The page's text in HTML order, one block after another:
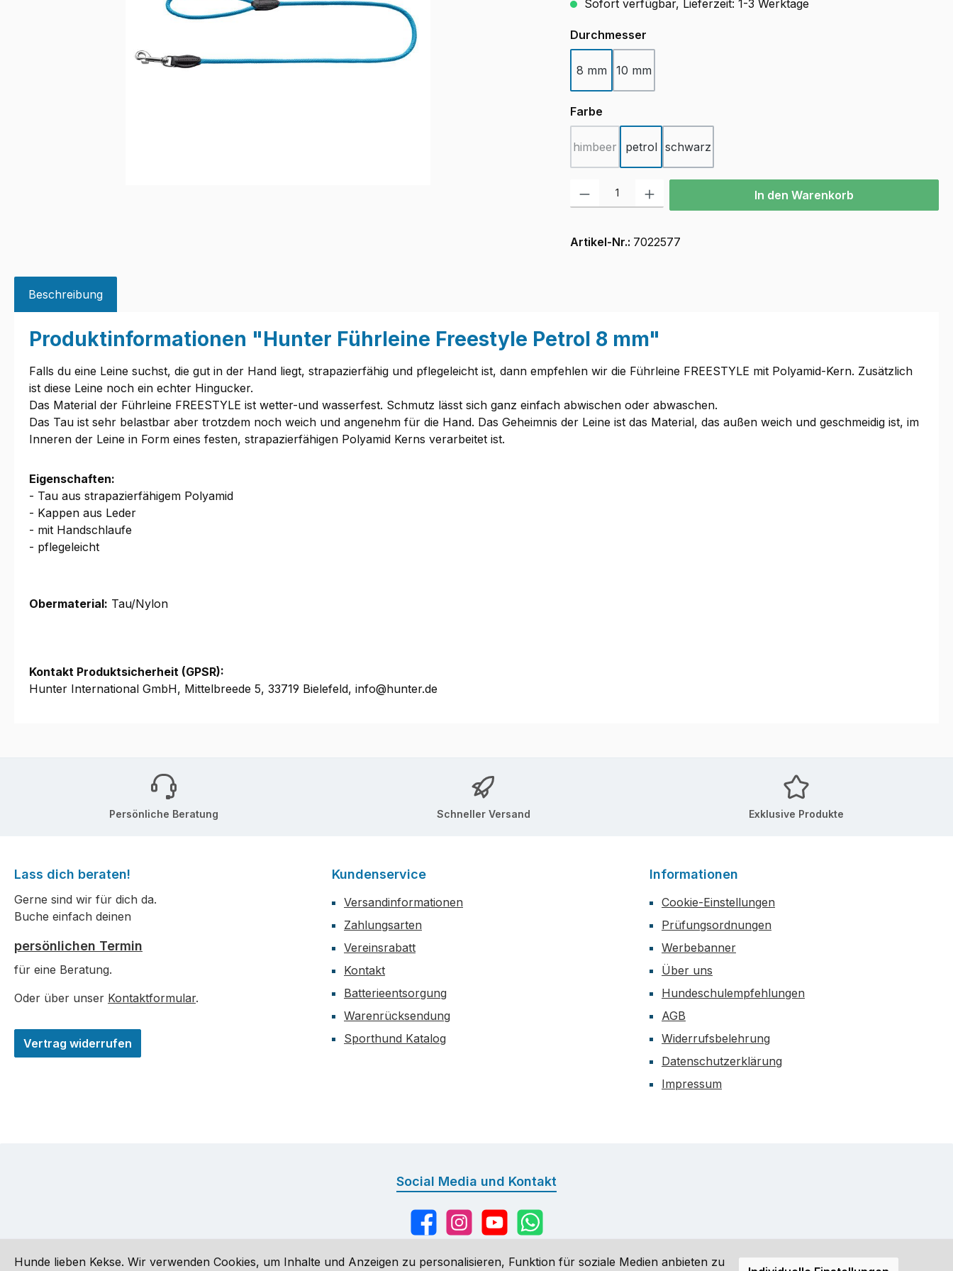
Sofort verfügbar, Lieferzeit: 1-3 Werktage
Durchmesser
8 mm 10 mm
Farbe
himbeer
(Diese Option ist zurzeit nicht verfügbar.)
petrol schwarz
Produkt Anzahl: Gib den gewünschten Wert ein oder benutze die Schaltflächen
In den Warenkorb
Artikel-Nr.: 7022577
Beschreibung
Produktinformationen "Hunter Führleine Freestyle Petrol 8 mm"
Falls du eine Leine suchst, die gut in der Hand liegt, strapazierfähig und pflegeleicht ist, dann empfehlen wir die Führleine FREESTYLE mit Polyamid-Kern. Zusätzlich
ist diese Leine noch ein echter Hingucker.
Das Material der Führleine FREESTYLE ist wetter-und wasserfest. Schmutz lässt sich ganz einfach abwischen oder abwaschen.
Das Tau ist sehr belastbar aber trotzdem noch weich und angenehm für die Hand. Das Geheimnis der Leine ist das Material, das außen weich und geschmeidig ist, im
Inneren der Leine in Form eines festen, strapazierfähigen Polyamid Kerns verarbeitet ist.
Eigenschaften:
- Tau aus strapazierfähigem Polyamid
- Kappen aus Leder
- mit Handschlaufe
- pflegeleicht
Obermaterial: Tau/Nylon
Kontakt Produktsicherheit (GPSR):
Hunter International GmbH, Mittelbreede 5, 33719 Bielefeld, info@hunter.de
Persönliche Beratung Schneller Versand Exklusive Produkte
Lass dich beraten!
Gerne sind wir für dich da.
Buche einfach deinen
persönlichen Termin
für eine Beratung.
Oder über unser Kontaktformular.
Vertrag widerrufen
Kundenservice
Versandinformationen
Zahlungsarten
Vereinsrabatt
Kontakt
Batterieentsorgung
Warenrücksendung
Sporthund Katalog
Informationen
Cookie-Einstellungen
Prüfungsordnungen
Werbebanner
Über uns
Hundeschulempfehlungen
AGB
Widerrufsbelehrung
Datenschutzerklärung
Impressum
Social Media und Kontakt
FacebookInstagramYouTubeWhatsApp
Hunde lieben Kekse. Wir verwenden Cookies, um Inhalte und Anzeigen zu personalisieren, Funktion für soziale Medien anbieten zu